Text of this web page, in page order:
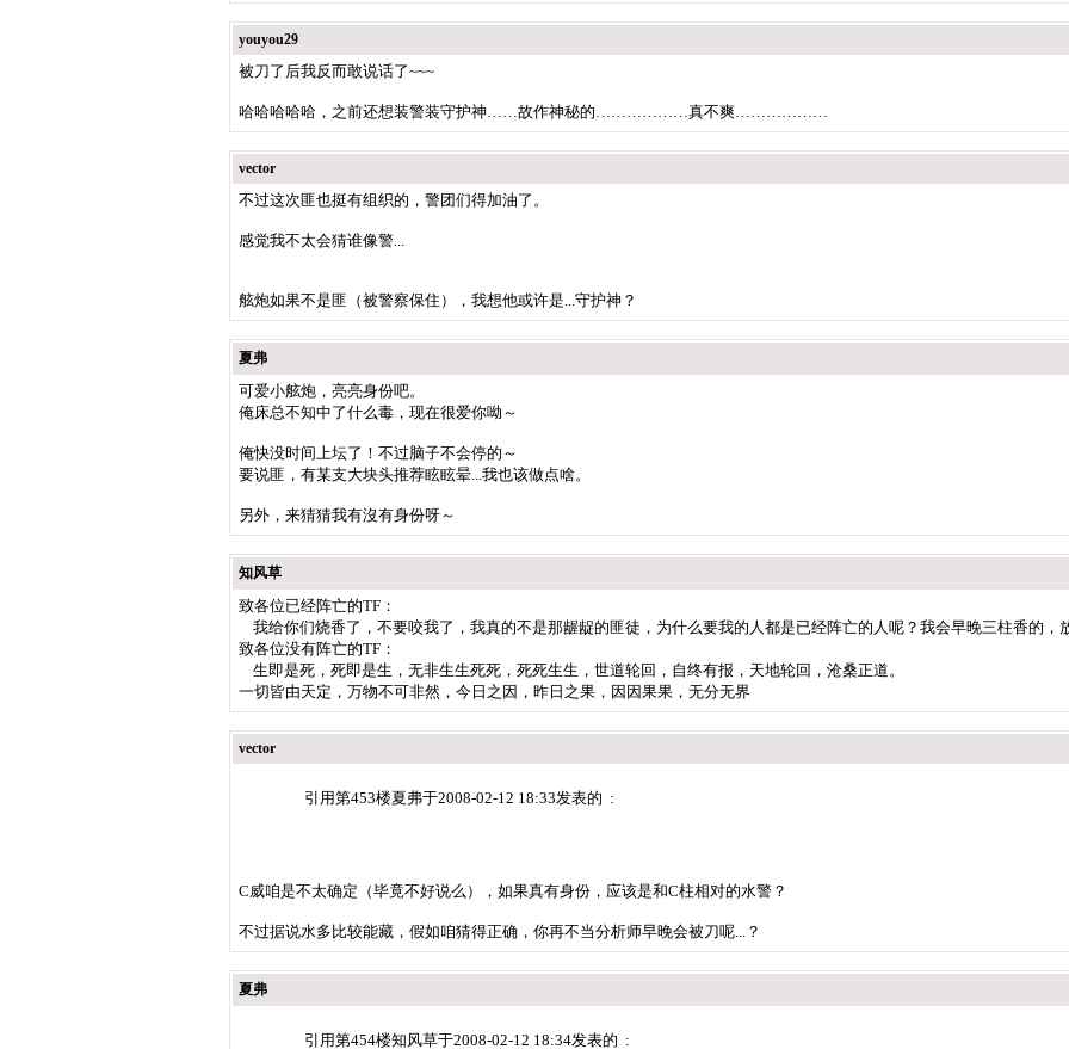
youyou29
被刀了后我反而敢说话了~~~
哈哈哈哈哈，之前还想装警装守护神……故作神秘的………………真不爽………………
vector
不过这次匪也挺有组织的，警团们得加油了。
感觉我不太会猜谁像警...
舷炮如果不是匪（被警察保住），我想他或许是...守护神？
夏弗
可爱小舷炮，亮亮身份吧。
俺床总不知中了什么毒，现在很爱你呦～
俺快没时间上坛了！不过脑子不会停的～
要说匪，有某支大块头推荐眩眩晕...我也该做点啥。
另外，来猜猜我有沒有身份呀～
知风草
致各位已经阵亡的TF：
我给你们烧香了，不要咬我了，我真的不是那龌龊的匪徒，为什么要我的人都是已经阵亡的人呢？我会早晚三柱香的，
致各位没有阵亡的TF：
生即是死，死即是生，无非生生死死，死死生生，世道轮回，自终有报，天地轮回，沧桑正道。
一切皆由天定，万物不可非然，今日之因，昨日之果，因因果果，无分无界
vector
引用第453楼夏弗于2008-02-12 18:33发表的 :
C威咱是不太确定（毕竟不好说么），如果真有身份，应该是和C柱相对的水警？
不过据说水多比较能藏，假如咱猜得正确，你再不当分析师早晚会被刀呢...？
夏弗
引用第454楼知风草于2008-02-12 18:34发表的 :